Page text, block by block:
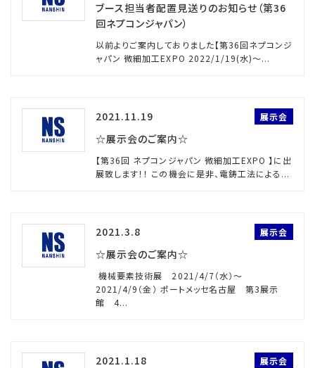
ブース担当者配置見送りのお知らせ（第36
回ネプコンジャパン）
以前よりご案内しておりました【第36回ネプコンジ
ャパン 微細加工EXPO 2022/1/19(水)～...
展示会
2021.11.19
☆展示会のご案内☆
【第36回 ネプコンジャパン 微細加工EXPO 】に出
展致します！！ この機会に是非、電鋳工法による...
展示会
2021.3.8
☆展示会のご案内☆
機械要素技術展 2021/4/7（水）～
2021/4/9（金） ポートメッセ名古屋 第3展示
館 4...
展示会
2021.1.18